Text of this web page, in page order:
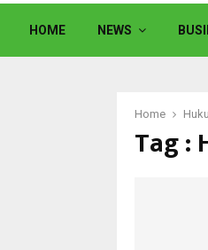
HOME NEWS
Home
Tag :